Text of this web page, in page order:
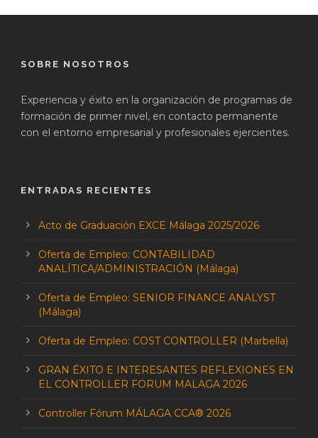
SOBRE NOSOTROS
Experiencia y éxito en la organización de programas de
formación de primer nivel, en contacto permanente
con el entorno empresarial y profesionales ejercientes.
ENTRADAS RECIENTES
Acto de Graduación EXCE Málaga 2025/2026
Oferta de Empleo: CONTABILIDAD
ANALÍTICA/ADMINISTRACIÓN (Málaga)
Oferta de Empleo: SENIOR FINANCE ANALYST
(Málaga)
Oferta de Empleo: COST CONTROLLER (Marbella)
GRAN ÉXITO E INTERESANTES REFLEXIONES EN
EL CONTROLLER FORUM MALAGA 2026
Controller Fórum MÁLAGA CCA® 2026